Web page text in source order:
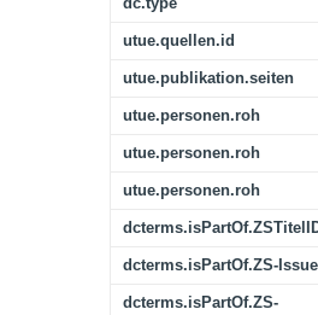
utue.quellen.id
utue.publikation.seiten
utue.personen.roh
utue.personen.roh
utue.personen.roh
dcterms.isPartOf.ZS-Issue
dcterms.isPartOf.ZS-